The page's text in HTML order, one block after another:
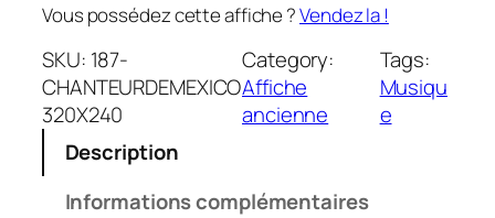
Vous possédez cette affiche ?Vendez la !
SKU: 187-
CHANTEURDEMEXICO
320X240
Category:
Affiche
ancienne
Tags:
Musiqu
e
Description
Informations complémentaires